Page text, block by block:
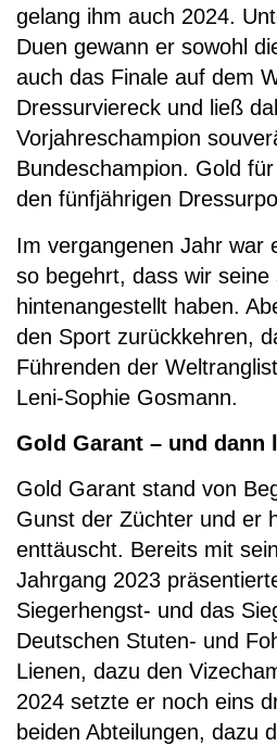
gelang ihm auch 2024.
Duen gewann er sowohl
auch das Finale auf dem
Dressurviereck und ließ
Vorjahreschampion
Bundeschampion. Gold
den fünfjährigen
Im vergangenen Jahr war
so begehrt, dass wir
hintenangestellt haben.
den Sport zurückkehren,
Führenden der
Leni-Sophie Gosmann.
Gold Garant – und dann
Gold Garant stand von
Gunst der Züchter und er
enttäuscht. Bereits mit
Jahrgang 2023
Siegerhengst- und das
Deutschen Stuten- und
Lienen, dazu den
2024 setzte er noch eins
beiden Abteilungen, dazu